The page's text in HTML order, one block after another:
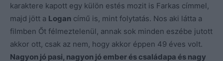
karaktere kapott egy külön estés mozit is Farkas címmel,
majd jött a Logan című is, mint folytatás. Nos aki látta a
filmben Őt félmeztelenül, annak sok minden eszébe jutott
akkor ott, csak az nem, hogy akkor éppen 49 éves volt.
Nagyon jó pasi, nagyon jó ember és családapa és nagy